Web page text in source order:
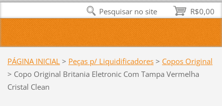
PÁGINA INICIAL > Peças p/ Liquidificadores > Copos Original
> Copo Original Britania Eletronic Com Tampa Vermelha
Cristal Clean
R$0,00
Pesquisar no site